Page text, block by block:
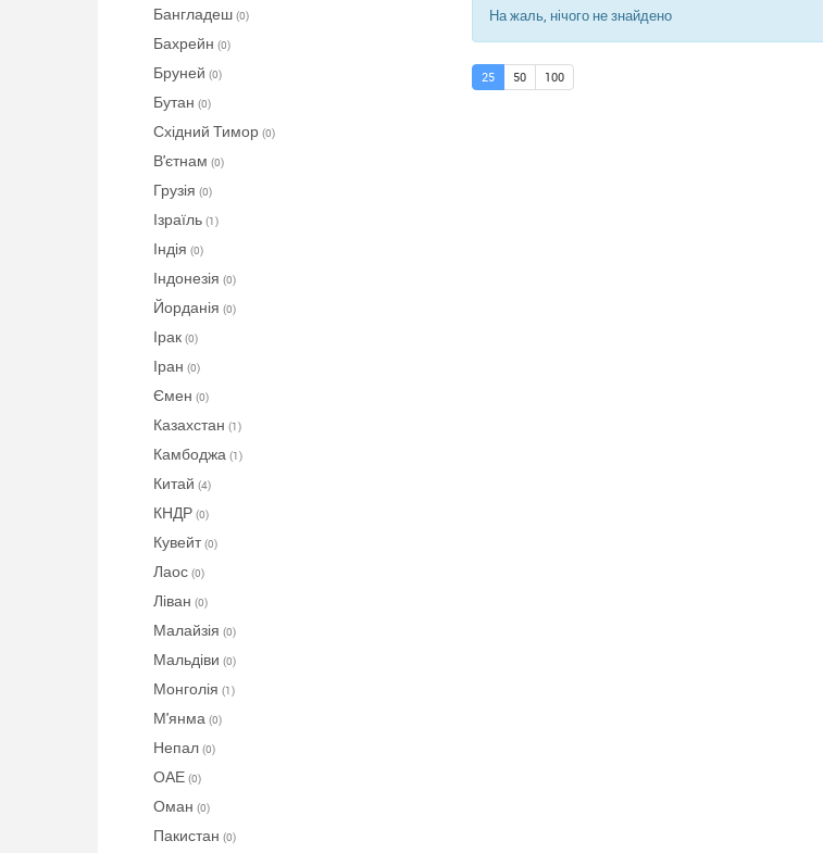
Бангладеш (0)
Бахрейн (0)
Бруней (0)
Бутан (0)
Східний Тимор (0)
В'єтнам (0)
Грузія (0)
Ізраїль (1)
Індія (0)
Індонезія (0)
Йорданія (0)
Ірак (0)
Іран (0)
Ємен (0)
Казахстан (1)
Камбоджа (1)
Китай (4)
КНДР (0)
Кувейт(0)
Лаос (0)
Ліван (0)
Малайзія (0)
Мальдіви (0)
Монголія (1)
М'янма (0)
Непал (0)
ОАЕ (0)
Оман (0)
Пакистан (0)
На жаль, нічого не знайдено
25 50 100